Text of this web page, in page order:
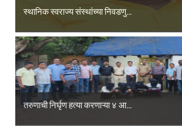
स्थानिक स्वराज्य संस्थांच्या निवडणु...
तरुणाची निर्घृण हत्या करणाऱ्या ४ आ...